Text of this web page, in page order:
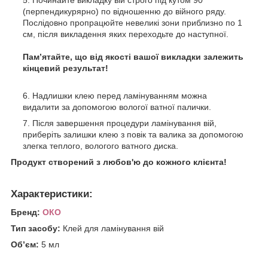
(перпендикурярно) по відношенню до війного ряду.
Послідовно пропрацюйте невеликі зони приблизно по 1
см, після викладення яких переходьте до наступної.
Пам’ятайте, що від якості вашої викладки залежить
кінцевий результат!
Надлишки клею перед ламінуванням можна
видалити за допомогою вологої ватної палички.
Після завершення процедури ламінування вій,
приберіть залишки клею з повік та валика за допомогою
злегка теплого, вологого ватного диска.
Продукт створений з любов'ю до кожного клієнта!
Характеристики:
Бренд: ОКО
Тип засобу: Клей для ламінування вій
Об’єм: 5 мл